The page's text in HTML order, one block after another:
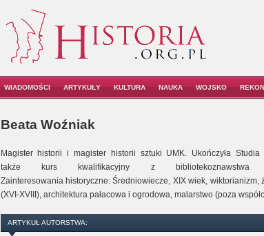
WIADOMOŚCI ARTYKUŁY KULTURA NAUKA WOJSKO
Beata Woźniak
Magister historii i magister historii sztuki UMK. Ukończyła
także kurs kwalifikacyjny z bibliotekoznawstwa
Zainteresowania historyczne: Średniowiecze, XIX wiek,
(XVI-XVIII), architektura pałacowa i ogrodowa, malarstwo (poza
ARTYKUŁ AUTORSTWA: